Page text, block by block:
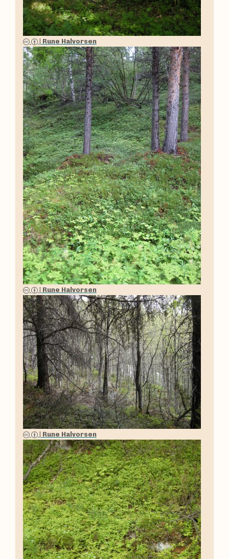
Rune Halvorsen
Rune Halvorsen
Rune Halvorsen